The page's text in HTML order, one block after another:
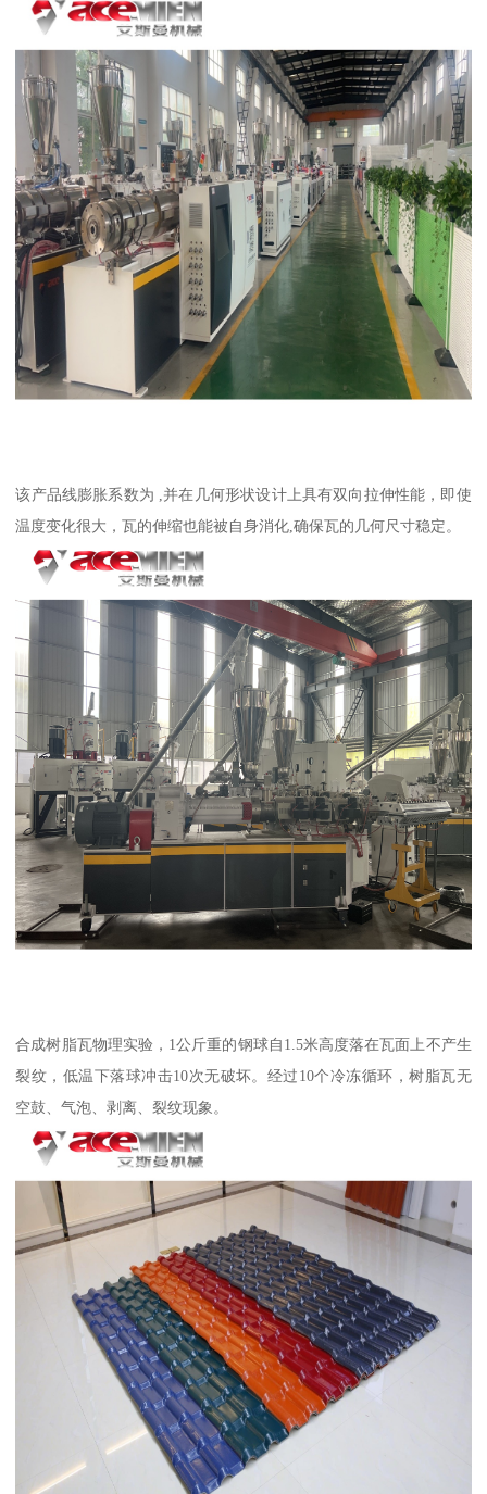
该产品线膨胀系数为 ,并在几何形状设计上具有双向拉伸性能，即使
温度变化很大，瓦的伸缩也能被自身消化,确保瓦的几何尺寸稳定。
合成树脂瓦物理实验，1公斤重的钢球自1.5米高度落在瓦面上不产生
裂纹，低温下落球冲击10次无破坏。经过10个冷冻循环，树脂瓦无
空鼓、气泡、剥离、裂纹现象。